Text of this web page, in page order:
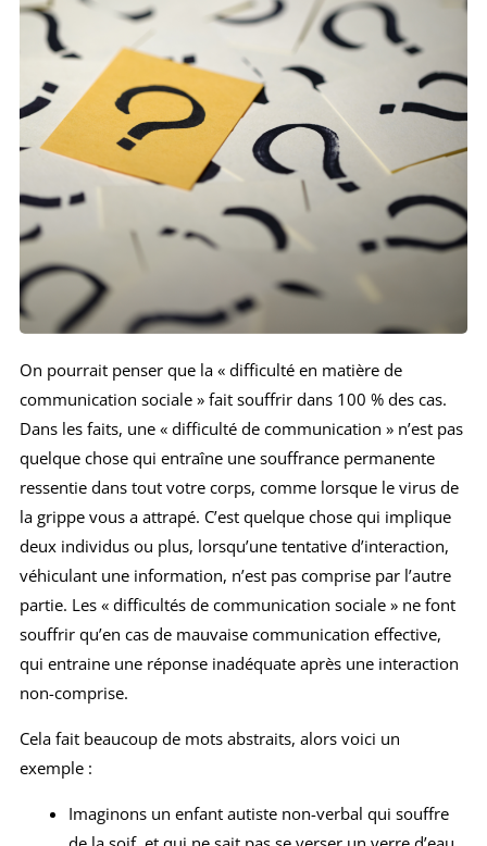
On pourrait penser que la « difficulté en matière de
communication sociale » fait souffrir dans 100 % des cas.
Dans les faits, une « difficulté de communication » n’est pas
quelque chose qui entraîne une souffrance permanente
ressentie dans tout votre corps, comme lorsque le virus de
la grippe vous a attrapé. C’est quelque chose qui implique
deux individus ou plus, lorsqu’une tentative d’interaction,
véhiculant une information, n’est pas comprise par l’autre
partie. Les « difficultés de communication sociale » ne font
souffrir qu’en cas de mauvaise communication effective,
qui entraine une réponse inadéquate après une interaction
non-comprise.
Cela fait beaucoup de mots abstraits, alors voici un
exemple :
Imaginons un enfant autiste non-verbal qui souffre